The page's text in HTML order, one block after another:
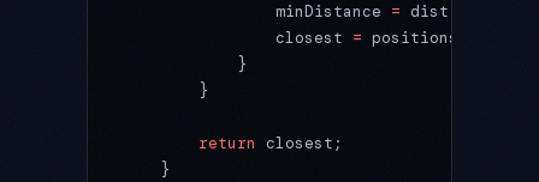
                minDistance
= dist;
                closest
= positions[i];
            }
        }
        return
closest;
    }